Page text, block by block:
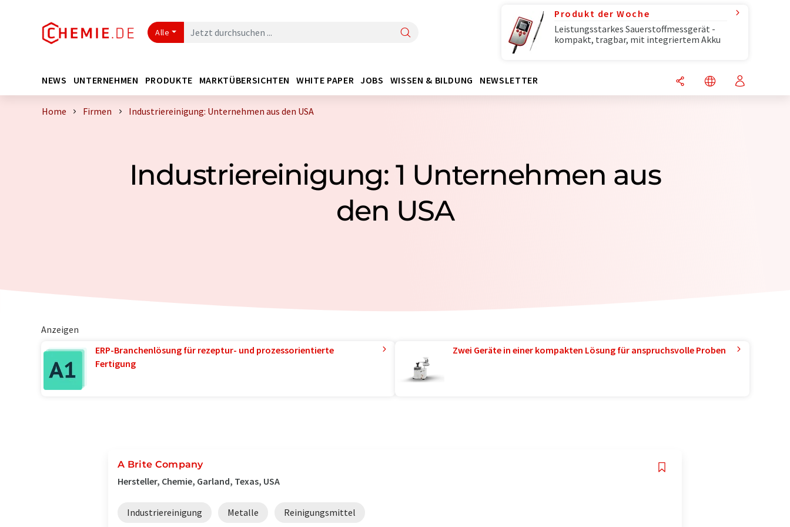
Alle
Produkt der Woche
Leistungsstarkes Sauerstoffmessgerät -
kompakt, tragbar, mit integriertem Akku
NEWS UNTERNEHMEN PRODUKTE MARKTÜBERSICHTEN WHITE PAPER JOBS WISSEN & BILDUNG NEWSLETTER
Home Firmen Industriereinigung: Unternehmen aus den USA
Industriereinigung: 1 Unternehmen aus
den USA
Anzeigen
ERP-Branchenlösung für rezeptur- und prozessorientierte
Fertigung
Zwei Geräte in einer kompakten Lösung für anspruchsvolle Proben
A Brite Company
Hersteller, Chemie, Garland, Texas, USA
Industriereinigung Metalle Reinigungsmittel